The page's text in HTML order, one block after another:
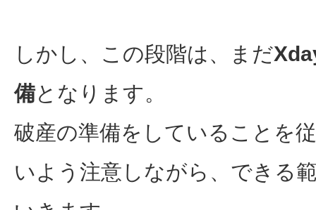
しかし、この段階は、まだ
備となります。
破産の準備をしていることを
いよう注意しながら、できる